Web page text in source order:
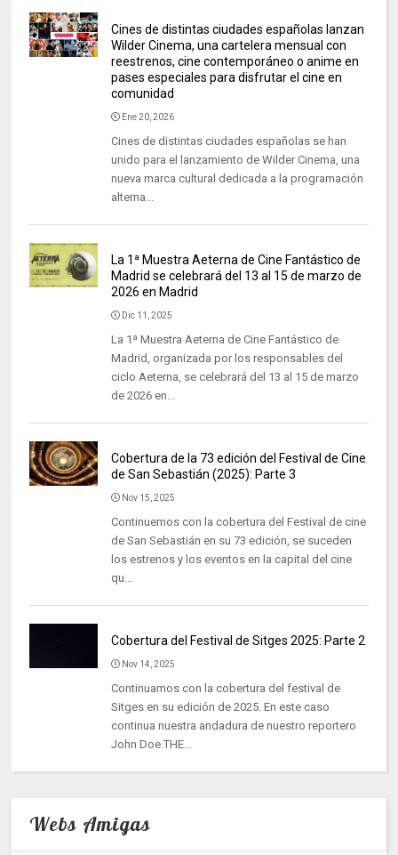
Cines de distintas ciudades españolas lanzan
Wilder Cinema, una cartelera mensual con
reestrenos, cine contemporáneo o anime en
pases especiales para disfrutar el cine en
comunidad
Ene 20, 2026
Cines de distintas ciudades españolas se han
unido para el lanzamiento de Wilder Cinema, una
nueva marca cultural dedicada a la programación
alterna...
La 1ª Muestra Aeterna de Cine Fantástico de
Madrid se celebrará del 13 al 15 de marzo de
2026 en Madrid
Dic 11, 2025
La 1ª Muestra Aeterna de Cine Fantástico de
Madrid, organizada por los responsables del
ciclo Aeterna, se celebrará del 13 al 15 de marzo
de 2026 en...
Cobertura de la 73 edición del Festival de Cine
de San Sebastián (2025): Parte 3
Nov 15, 2025
Continuemos con la cobertura del Festival de cine
de San Sebastián en su 73 edición, se suceden
los estrenos y los eventos en la capital del cine
qu...
Cobertura del Festival de Sitges 2025: Parte 2
Nov 14, 2025
Continuamos con la cobertura del festival de
Sitges en su edición de 2025. En este caso
continua nuestra andadura de nuestro reportero
John Doe.THE...
Webs Amigas